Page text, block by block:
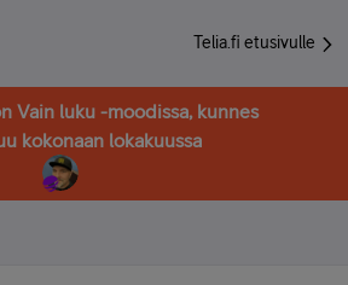
Telia.fi etusivulle
Vain luku -moodissa, kunnes
kokonaan lokakuussa